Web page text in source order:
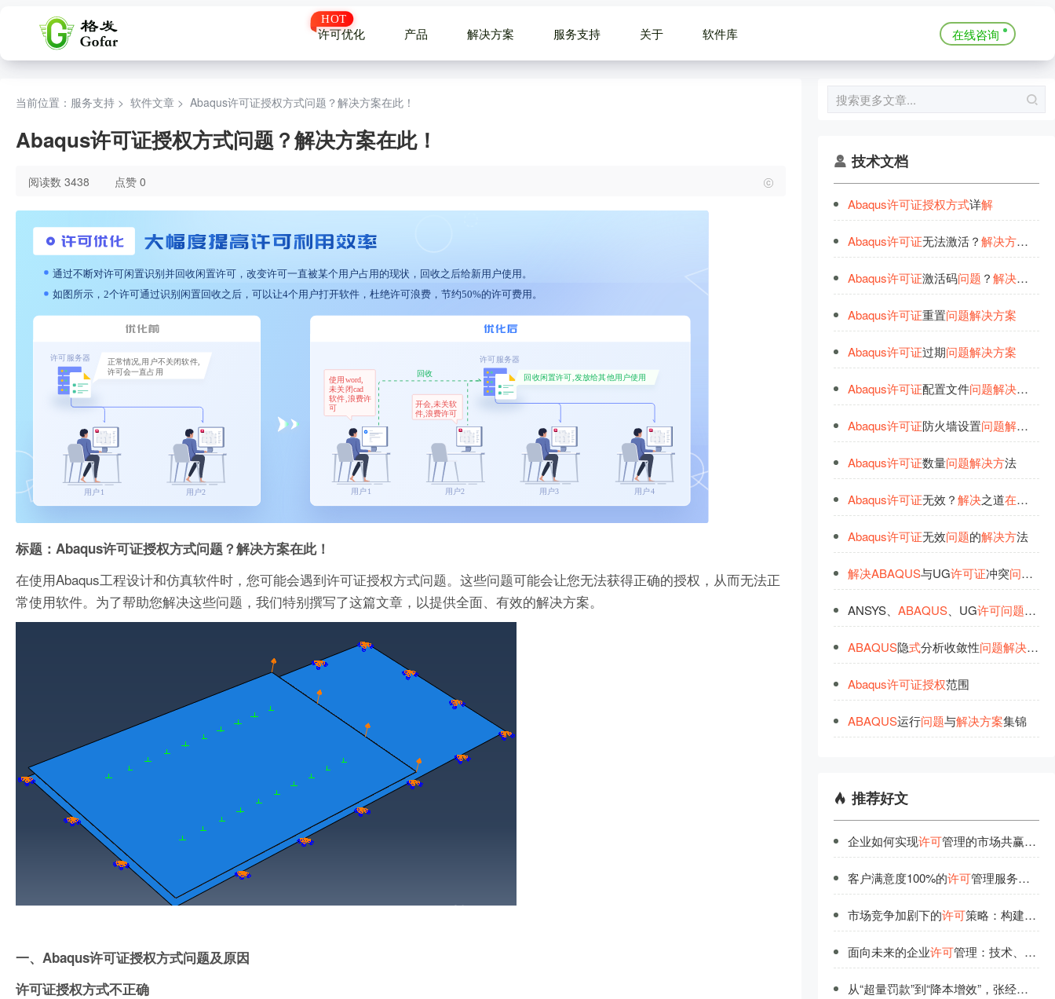
许可优化 产品 解决方案 服务支持 关于 软件库 在线咨询
当前位置：服务支持 > 软件文章 > Abaqus许可证授权方式问题？解决方案在此！
Abaqus许可证授权方式问题？解决方案在此！
阅读数 3438 点赞 0
标题：Abaqus许可证授权方式问题？解决方案在此！
在使用Abaqus工程设计和仿真软件时，您可能会遇到许可证授权方式问题。这些问题可能会让您无法获得正确的授权，从而无法正
常使用软件。为了帮助您解决这些问题，我们特别撰写了这篇文章，以提供全面、有效的解决方案。
一、Abaqus许可证授权方式问题及原因
许可证授权方式不正确
技术文档
Abaqus许可证授权方式详解
Abaqus许可证无法激活？解决方案
Abaqus许可证激活码问题 ？解决之道
Abaqus许可证重置问题解决方案
Abaqus许可证过期问题解决方案
Abaqus许可证配置文件问题解决方
Abaqus许可证防火墙设置问题解决
Abaqus许可证数量问题解决方法
Abaqus许可证无效？解决之道在此
Abaqus许可证无效问题的解决方法
解决ABAQUS与UG许可证冲突问题
ANSYS、 ABAQUS、UG许可问题解
ABAQUS隐式分析收敛性问题解决方
Abaqus许可证授权范围
ABAQUS运行问题与解决方案集锦
推荐好文
企业如何实现许可管理的市场共赢？生态合作新范式
客户满意度100%的许可管理服务是如何练成的？
市场竞争加剧下的许可策略：构建企业核心优势
面向未来的企业许可管理：技术、流程与人才的协同进化
从“超量罚款”到“降本增效”，张经理的License